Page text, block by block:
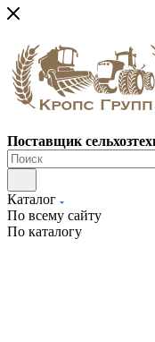
Поставщик
Каталог
По всему сайту
По каталогу